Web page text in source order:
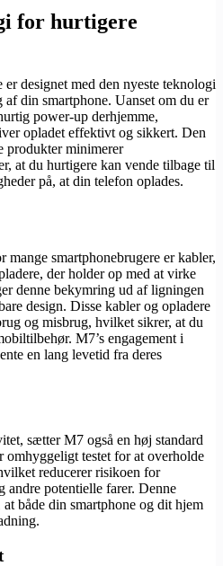
for hurtigere
designet med den nyeste teknologi
din smartphone. Uanset om du er
power-up derhjemme,
opladet effektivt og sikkert. Den
produkter minimerer
at du hurtigere kan vende tilbage til
på, at din telefon oplades.
mange smartphonebrugere er kabler,
der holder op med at virke
denne bekymring ud af ligningen
design. Disse kabler og opladere
og misbrug, hvilket sikrer, at du
M7’s engagement i
en lang levetid fra deres
sætter M7 også en høj standard
testet for at overholde
reducerer risikoen for
andre potentielle farer. Denne
både din smartphone og dit hjem